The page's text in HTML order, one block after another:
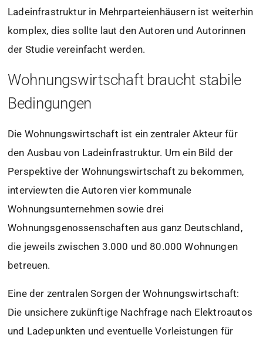
Ladeinfrastruktur in Mehrparteienhäusern ist weiterhin
komplex, dies sollte laut den Autoren und Autorinnen
der Studie vereinfacht werden.
Wohnungswirtschaft braucht stabile
Bedingungen
Die Wohnungswirtschaft ist ein zentraler Akteur für
den Ausbau von Ladeinfrastruktur. Um ein Bild der
Perspektive der Wohnungswirtschaft zu bekommen,
interviewten die Autoren vier kommunale
Wohnungsunternehmen sowie drei
Wohnungsgenossenschaften aus ganz Deutschland,
die jeweils zwischen 3.000 und 80.000 Wohnungen
betreuen.
Eine der zentralen Sorgen der Wohnungswirtschaft:
Die unsichere zukünftige Nachfrage nach Elektroautos
und Ladepunkten und eventuelle Vorleistungen für